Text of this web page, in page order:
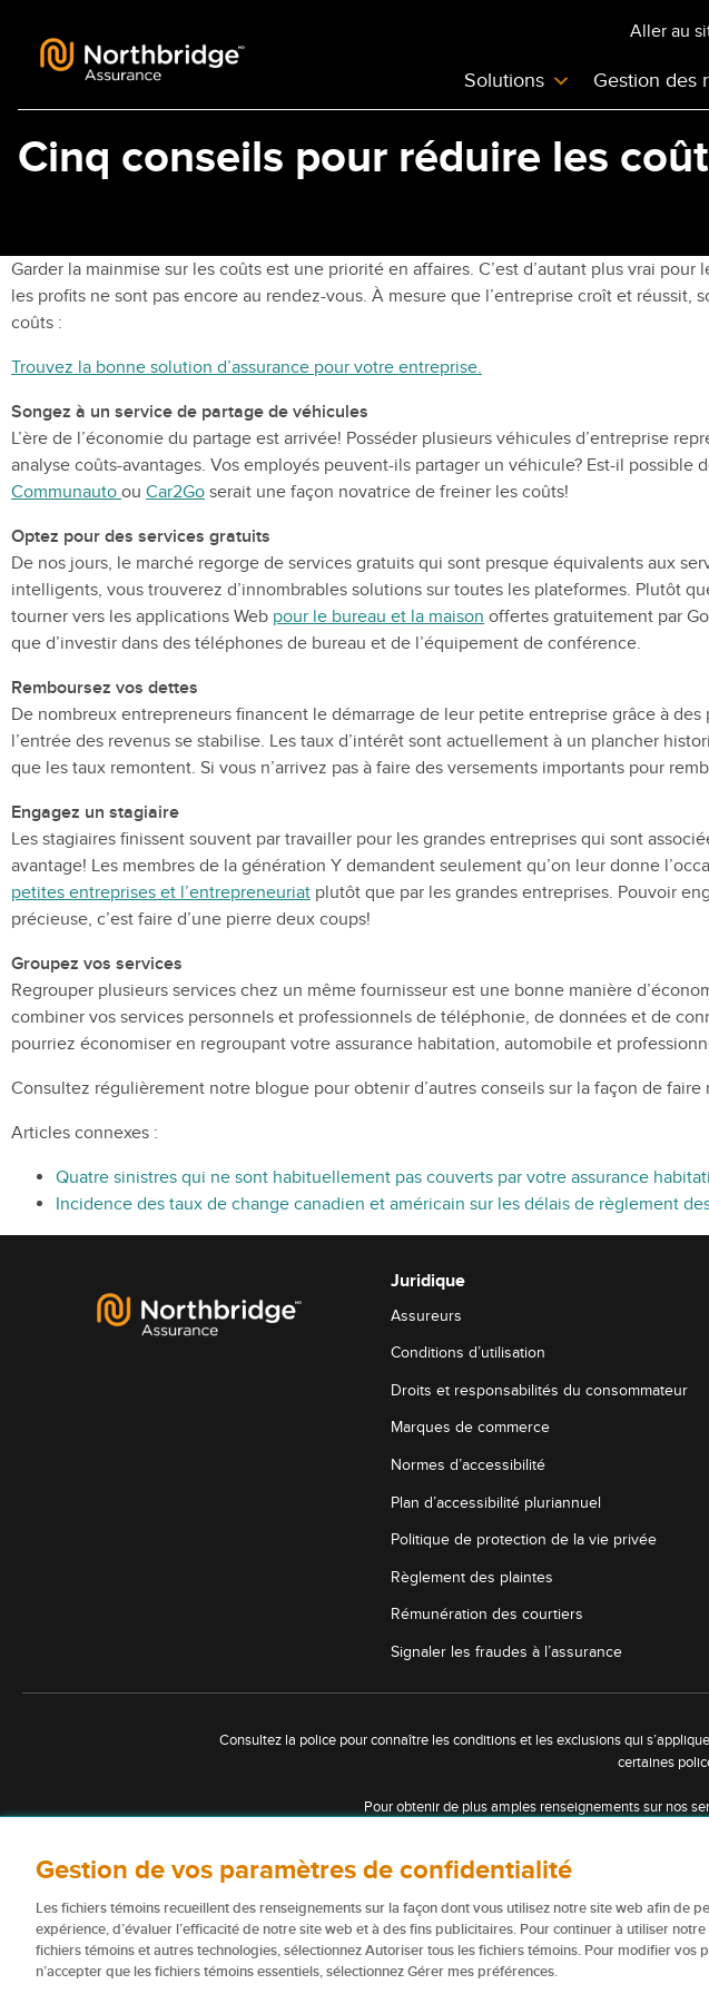
Skip to content Solutions Gestion des
Aller au
Cinq conseils pour réduire les
Garder la mainmise sur les coûts est une priorité en affaires. C’est d’autant plus vrai
les profits ne sont pas encore au rendez-vous. À mesure que l’entreprise croît et
coûts :
Trouvez la bonne solution d’assurance pour votre entreprise.
Songez à un service de partage de véhicules
L’ère de l’économie du partage est arrivée! Posséder plusieurs véhicules d’entreprise
analyse coûts-avantages. Vos employés peuvent-ils partager un véhicule? Est-il
Communauto ou Car2Go serait une façon novatrice de freiner les coûts!
Optez pour des services gratuits
De nos jours, le marché regorge de services gratuits qui sont presque équivalents aux
intelligents, vous trouverez d’innombrables solutions sur toutes les plateformes. Plutôt
tourner vers les applications Web pour le bureau et la maison offertes gratuitement par
que d’investir dans des téléphones de bureau et de l’équipement de conférence.
Remboursez vos dettes
De nombreux entrepreneurs financent le démarrage de leur petite entreprise grâce à
l’entrée des revenus se stabilise. Les taux d’intérêt sont actuellement à un plancher
que les taux remontent. Si vous n’arrivez pas à faire des versements importants pour
Engagez un stagiaire
Les stagiaires finissent souvent par travailler pour les grandes entreprises qui sont
avantage! Les membres de la génération Y demandent seulement qu’on leur donne
petites entreprises et l’entrepreneuriat plutôt que par les grandes entreprises. Pouvoir
précieuse, c’est faire d’une pierre deux coups!
Groupez vos services
Regrouper plusieurs services chez un même fournisseur est une bonne manière
combiner vos services personnels et professionnels de téléphonie, de données et de
pourriez économiser en regroupant votre assurance habitation, automobile et
Consultez régulièrement notre blogue pour obtenir d’autres conseils sur la façon de
Articles connexes :
Quatre sinistres qui ne sont habituellement pas couverts par votre assurance
Incidence des taux de change canadien et américain sur les délais de règlement
Juridique
Assureurs
Conditions d’utilisation
Droits et responsabilités du consommateur
Marques de commerce
Normes d’accessibilité
Plan d’accessibilité pluriannuel
Politique de protection de la vie privée
Règlement des plaintes
Rémunération des courtiers
Signaler les fraudes à l’assurance
Consultez la police pour connaître les conditions et les exclusions qui
certaines
Pour obtenir de plus amples renseignements sur nos
affiliées); elles sont utilisées par nos
Pour en savoir plus, veuillez consulter
Gestion de vos paramètres de confidentialité
Les fichiers témoins recueillent des renseignements sur la façon dont vous utilisez notre site web afin de
expérience, d’évaluer l’efficacité de notre site web et à des fins publicitaires. Pour continuer à utiliser
fichiers témoins et autres technologies, sélectionnez Autoriser tous les fichiers témoins. Pour modifier vos
n’accepter que les fichiers témoins essentiels, sélectionnez Gérer mes préférences.